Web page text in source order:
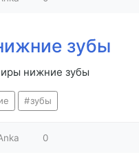
зубы
нижние зубы
зубы
0